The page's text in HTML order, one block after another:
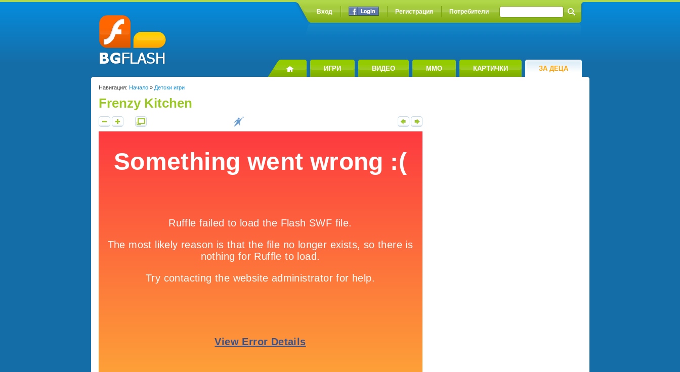
Вход Регистрация Потребители
ИГРИ ВИДЕО MMO КАРТИЧКИ ЗА ДЕЦА
Навигация: Начало» Детски игри
Frenzy Kitchen